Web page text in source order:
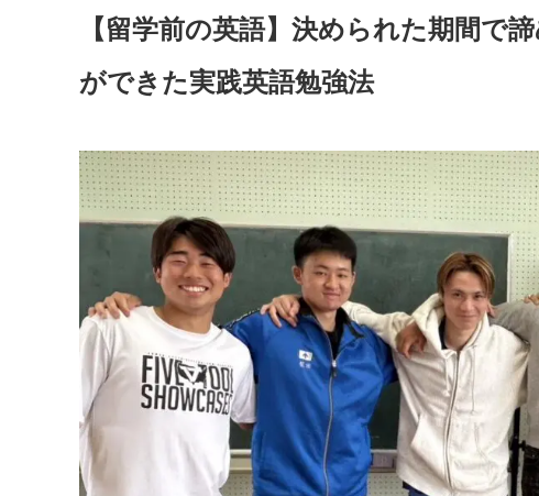
【留学前の英語】決められた期間で
ができた実践英語勉強法